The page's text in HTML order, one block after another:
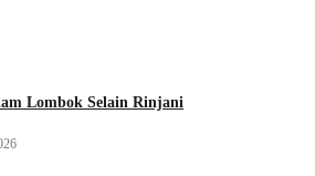
Lombok Selain Rinjani